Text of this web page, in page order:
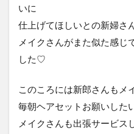
いに
仕上げてほしいとの新婦さ
メイクさんがまた似た感じ
した♡
このころには新郎さんもメ
毎朝ヘアセットお願いした
メイクさんも出張サービス